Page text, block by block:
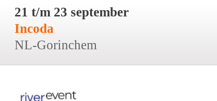
21 t/m 23 september
Incoda
NL-Gorinchem